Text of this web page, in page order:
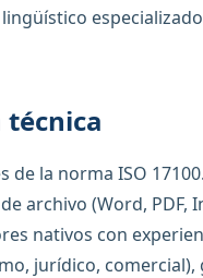
técnica
la norma ISO
(Word, PDF,
nativos con
jurídico,